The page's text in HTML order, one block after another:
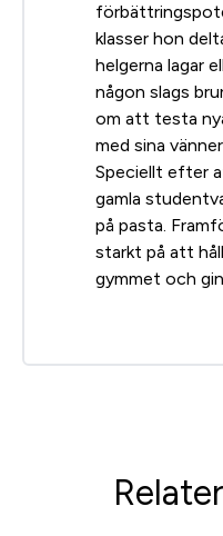
klasser hon
helgerna lagar
någon slags
om att testa
med sina
Speciellt efter
gamla
på pasta.
starkt på att
gymmet och gin.